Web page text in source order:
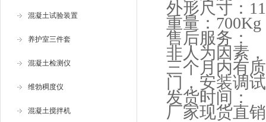
混凝土试验装置
养护室三件套
混凝土检测仪
维勃稠度仪
混凝土搅拌机
外形尺寸：
重量：700Kg
售后服务：
非人为因素
三个月内有
门，安装调
发货时间：
厂家现货直